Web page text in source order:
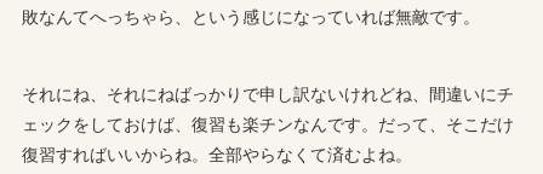
敗なんてへっちゃら、という感じになっていれば無敵です。
それにね、それにねばっかりで申し訳ないけれどね、間違いにチ
ェックをしておけば、復習も楽チンなんです。だって、そこだけ
復習すればいいからね。全部やらなくて済むよね。